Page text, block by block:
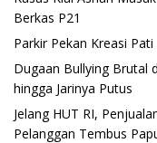
Berkas P21
Parkir Pekan Kreasi
Dugaan Bullying Brutal
hingga Jarinya Putus
Jelang HUT RI,
Pelanggan Tembus